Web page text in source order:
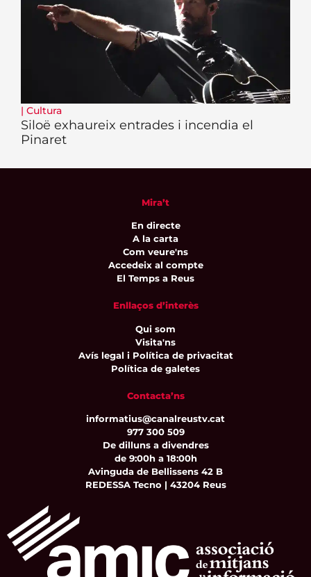
| Cultura
Siloë exhaureix entrades i incendia el
Pinaret
Mira’t
En directe
A la carta
Com veure'ns
Accedeix al compte
El Temps a Reus
Enllaços d’interès
Qui som
Visita'ns
Avís legal i Política de privacitat
Política de galetes
Contacta’ns
informatius@canalreustv.cat
977 300 509
De dilluns a divendres
de 9:00h a 18:00h
Avinguda de Bellissens 42 B
REDESSA Tecno | 43204 Reus